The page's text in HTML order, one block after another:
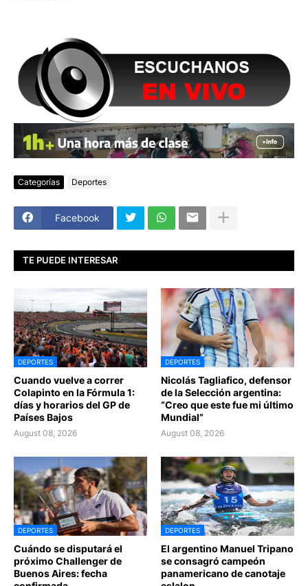
Categorías Deportes
Facebook
TE PUEDE INTERESAR
DEPORTES
Cuando vuelve a correr
Colapinto en la Fórmula 1:
días y horarios del GP de
Países Bajos
August 08, 2026
DEPORTES
Nicolás Tagliafico, defensor
de la Selección argentina:
“Creo que este fue mi último
Mundial”
August 08, 2026
DEPORTES
Cuándo se disputará el
próximo Challenger de
Buenos Aires: fecha
DEPORTES
El argentino Manuel Tripano
se consagró campeón
panamericano de canotaje